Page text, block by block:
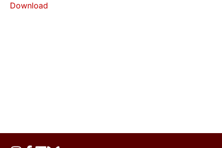
Download